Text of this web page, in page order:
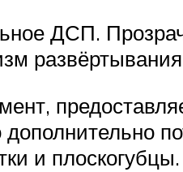
ДСП.
и плоскогубцы.